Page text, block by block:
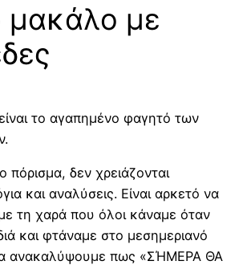
μακάλο με
το αγαπημένο φαγητό των
πόρισμα, δεν χρειάζονται
και αναλύσεις. Είναι αρκετό να
τη χαρά που όλοι κάναμε όταν
και φτάναμε στο μεσημεριανό
ανακαλύψουμε πως «ΣΉΜΕΡΑ ΘΑ